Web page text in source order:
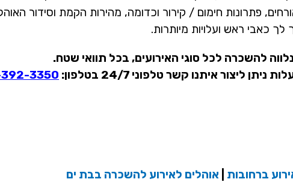
פתרונות חימום / קירור וכדומה, מהירות הקמת וסידור
כאבי ראש ועלויות מיותרות.
להשכרה לכל סוגי האירועים, בכל תוואי שטח.
איתנו קשר טלפוני 24/7 בטלפון:
3350
ברחובות אוהלים לאירוע להשכרה בבת ים